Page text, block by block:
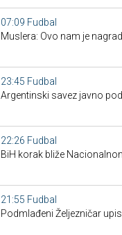
07:09 Fudbal
Muslera: Ovo nam je
23:45 Fudbal
Argentinski savez javno
22:26 Fudbal
BiH korak bliže
21:55 Fudbal
Podmlađeni Željezničar